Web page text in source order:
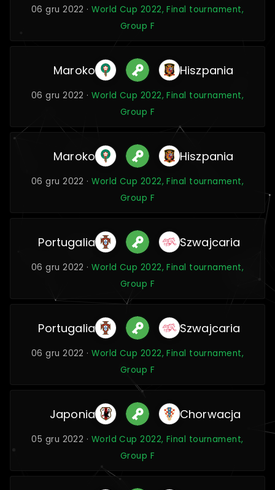
06 gru 2022 ·World Cup 2022, Final tournament,
Group F
Maroko Hiszpania
06 gru 2022 ·World Cup 2022, Final tournament,
Group F
Maroko Hiszpania
06 gru 2022 ·World Cup 2022, Final tournament,
Group F
Portugalia Szwajcaria
06 gru 2022 ·World Cup 2022, Final tournament,
Group F
Portugalia Szwajcaria
06 gru 2022 ·World Cup 2022, Final tournament,
Group F
Japonia Chorwacja
05 gru 2022 · World Cup 2022, Final tournament,
Group F